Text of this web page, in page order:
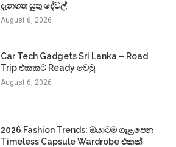
දැනගත යුතු දේවල්
August 6, 2026
Car Tech Gadgets Sri Lanka – Road
Trip එකකට Ready වෙමු
August 6, 2026
2026 Fashion Trends: ඔයාටම ගැළපෙන
Timeless Capsule Wardrobe එකක්